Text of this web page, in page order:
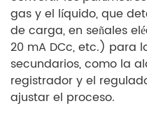
gas y el líquido, que
de carga, en señales
20 mA DCc, etc.) para
secundarios, como la
registrador y el
ajustar el proceso.